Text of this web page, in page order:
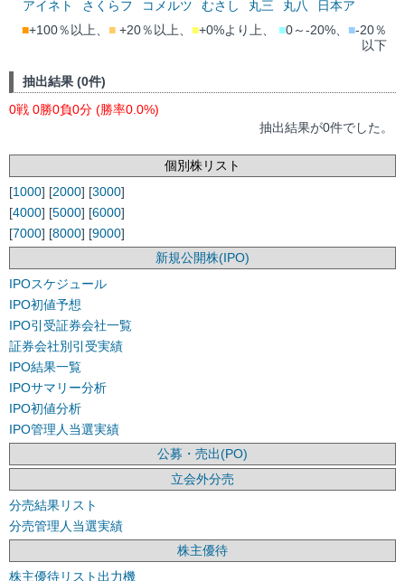
アイネト
さくらフ コメルツ むさし 丸三 丸八
日本ア
■+100％以上、 ■ +20％以上、 ■+0%より上、 ■0～-20%、 ■-20％
以下
抽出結果 (0件)
0戦 0勝0負0分 (勝率0.0%)
抽出結果が0件でした。
個別株リスト
[1000] [2000] [3000]
[4000] [5000] [6000]
[7000] [8000] [9000]
新規公開株(IPO)
IPOスケジュール
IPO初値予想
IPO引受証券会社一覧
証券会社別引受実績
IPO結果一覧
IPOサマリー分析
IPO初値分析
IPO管理人当選実績
公募・売出(PO)
立会外分売
分売結果リスト
分売管理人当選実績
株主優待
株主優待リスト出力機